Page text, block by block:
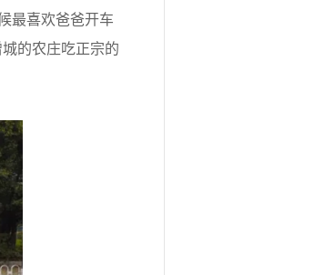
最喜欢爸爸开车
的农庄吃正宗的